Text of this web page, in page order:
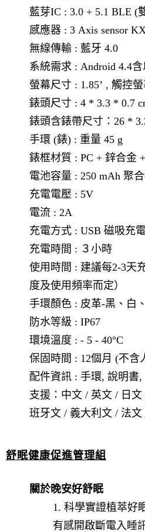
藍芽IC : 3.0 + 5.1 BLE (
感應器 : 3 Axis sensor
無線傳輸 : 藍牙 4.0
系統需求 : Android 4.4
螢幕尺寸 : 1.85’ , 觸控
錶頭尺寸 : 4 * 3.3 * 0.7
錶頭含錶帶尺寸：26 *
手環 (錶) : 重量 45 g
錶框材質 : PC + 鋅合金
電池容量 : 250 mAh 聚
充電電壓 : 5V
電流 : 2A
充電方式 : USB 磁吸充
充電時間 : ３小時
使用時間 : 建議每2-3天
度及使用頻率而定）
手環顏色 : 皮革-黑、白
防水等級 : IP67
環境溫度 : - 5 - 40°C
保固時間 : 12個月 (不含
配件資訊 : 手環, 說明書
支援：中文 / 英文 / 日
班牙文 / 義大利文 / 法
舒眠健康促進管理組
關於晚安好舒眠
1. 科學實證植萃好
有感開啟斷電入睡